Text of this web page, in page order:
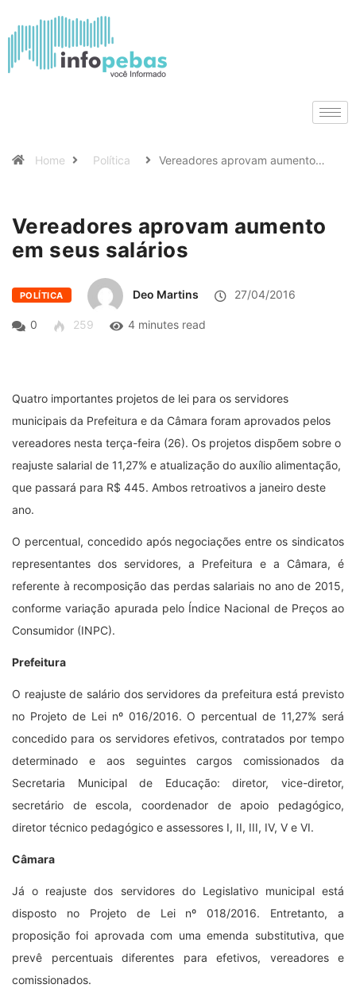
Home Política Vereadores aprovam aumento…
Vereadores aprovam aumento
em seus salários
POLÍTICA Deo Martins 27/04/2016
0 259 4 minutes read
Quatro importantes projetos de lei para os servidores
municipais da Prefeitura e da Câmara foram aprovados pelos
vereadores nesta terça-feira (26). Os projetos dispõem sobre o
reajuste salarial de 11,27% e atualização do auxílio alimentação,
que passará para R$ 445. Ambos retroativos a janeiro deste
ano.
O percentual, concedido após negociações entre os sindicatos
representantes dos servidores, a Prefeitura e a Câmara, é
referente à recomposição das perdas salariais no ano de 2015,
conforme variação apurada pelo Índice Nacional de Preços ao
Consumidor (INPC).
Prefeitura
O reajuste de salário dos servidores da prefeitura está previsto
no Projeto de Lei nº 016/2016. O percentual de 11,27% será
concedido para os servidores efetivos, contratados por tempo
determinado e aos seguintes cargos comissionados da
Secretaria Municipal de Educação: diretor, vice-diretor,
secretário de escola, coordenador de apoio pedagógico,
diretor técnico pedagógico e assessores I, II, III, IV, V e VI.
Câmara
Já o reajuste dos servidores do Legislativo municipal está
disposto no Projeto de Lei nº 018/2016. Entretanto, a
proposição foi aprovada com uma emenda substitutiva, que
prevê percentuais diferentes para efetivos, vereadores e
comissionados.